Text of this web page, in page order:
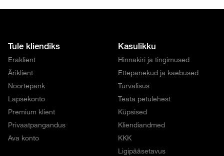
Tule kliendiks
Eraklient
Äriklient
Noortepank
Lapsekonto
Premium klient
Privaatpangandus
Ava konto
Kasulikku
Hinnakiri ja tingimused
Ettepanekud ja kaebused
Turvalisus
Teata petulehest
Küpsised
Kliendiandmed
KKK
Ligipääsetavus